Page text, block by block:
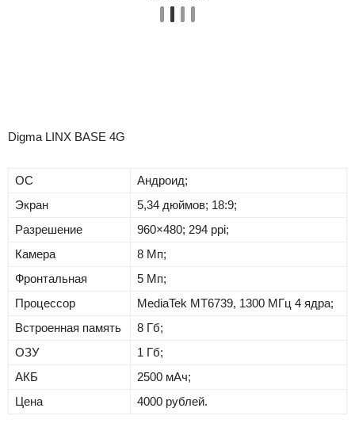
Digma LINX BASE 4G
ОС
Андроид;
Экран
5,34 дюймов; 18:9;
Разрешение
960×480; 294 ppi;
Камера
8 Мп;
Фронтальная
5 Мп;
Процессор
MediaTek MT6739, 1300 МГц 4 ядра;
Встроенная память
8 Гб;
ОЗУ
1 Гб;
АКБ
2500 мАч;
Цена
4000 рублей.